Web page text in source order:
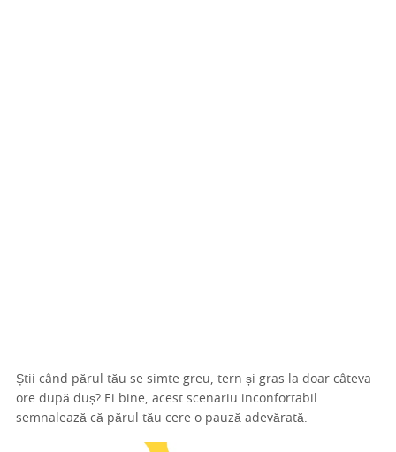
Știi când părul tău se simte greu, tern și gras la doar câteva
ore după duș? Ei bine, acest scenariu inconfortabil
semnalează că părul tău cere o pauză adevărată.